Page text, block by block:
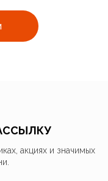
акциях и значимых